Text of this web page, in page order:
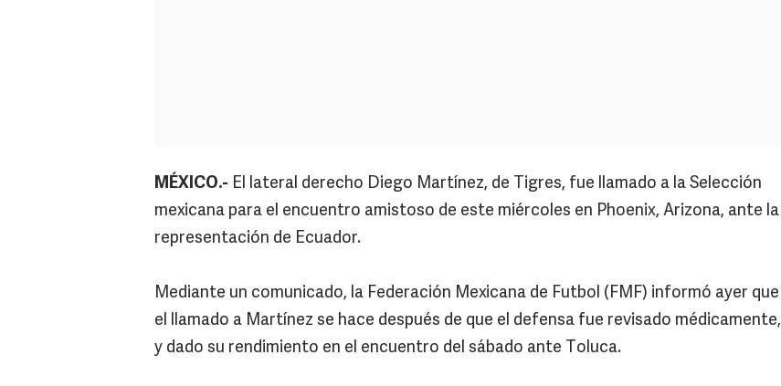
MÉXICO.- El lateral derecho Diego Martínez, de Tigres, fue llamado a la Selección
mexicana para el encuentro amistoso de este miércoles en Phoenix, Arizona, ante la
representación de Ecuador.
Mediante un comunicado, la Federación Mexicana de Futbol (FMF) informó ayer que
el llamado a Martínez se hace después de que el defensa fue revisado médicamente,
y dado su rendimiento en el encuentro del sábado ante Toluca.